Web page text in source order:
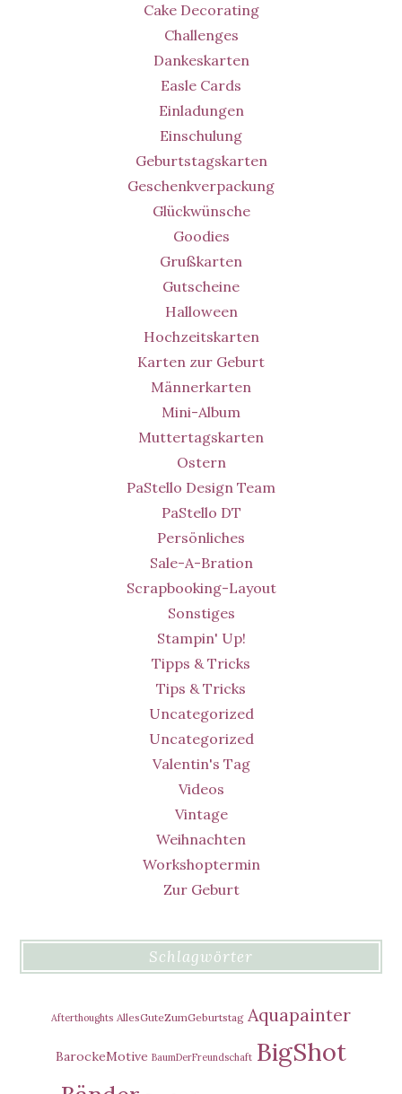
Cake Decorating
Challenges
Dankeskarten
Easle Cards
Einladungen
Einschulung
Geburtstagskarten
Geschenkverpackung
Glückwünsche
Goodies
Grußkarten
Gutscheine
Halloween
Hochzeitskarten
Karten zur Geburt
Männerkarten
Mini-Album
Muttertagskarten
Ostern
PaStello Design Team
PaStello DT
Persönliches
Sale-A-Bration
Scrapbooking-Layout
Sonstiges
Stampin' Up!
Tipps & Tricks
Tips & Tricks
Uncategorized
Uncategorized
Valentin's Tag
Videos
Vintage
Weihnachten
Workshoptermin
Zur Geburt
Schlagwörter
Afterthoughts AllesGuteZumGeburtstag Aquapainter
BarockeMotive BaumDerFreundschaft BigShot